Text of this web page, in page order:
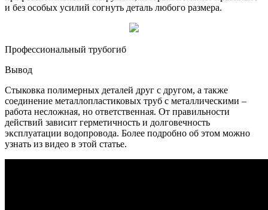
и без особых усилий согнуть деталь любого размера.
Профессиональный трубогиб
Вывод
Стыковка полимерных деталей друг с другом, а также
соединение металлопластиковых труб с металлическими –
работа несложная, но ответственная. От правильности
действий зависит герметичность и долговечность
эксплуатации водопровода. Более подробно об этом можно
узнать из видео в этой статье.